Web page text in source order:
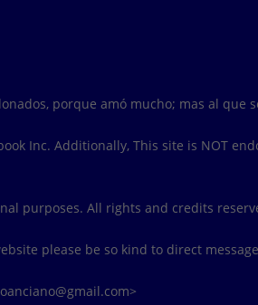
porque amó mucho; mas al que
Inc. Additionally, This site is NOT
purposes. All rights and credits
please be so kind to direct